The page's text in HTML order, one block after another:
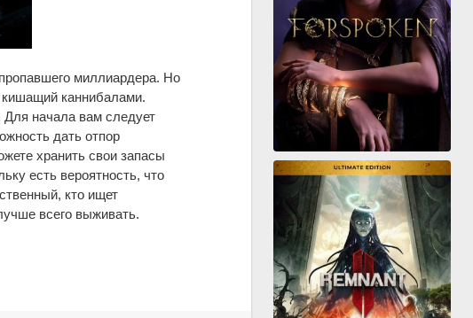
миллиардера. Но
кишащий каннибалами.
начала вам следует
дать отпор
хранить свои запасы
есть вероятность, что
кто ищет
всего выживать.